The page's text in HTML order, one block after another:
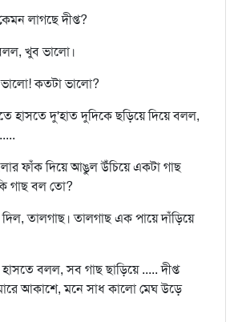
লাগছে দীপ্ত?
খুব ভালো।
কতটা ভালো?
হাসতে দু'হাত দুদিকে ছড়িয়ে দিয়ে বলল,
ফাঁক দিয়ে আঙুল উঁচিয়ে একটা গাছ
গাছ বল তো?
তালগাছ। তালগাছ এক পায়ে দাঁড়িয়ে
বলল, সব গাছ ছাড়িয়ে ..... দীপ্ত
আকাশে, মনে সাধ কালো মেঘ উড়ে